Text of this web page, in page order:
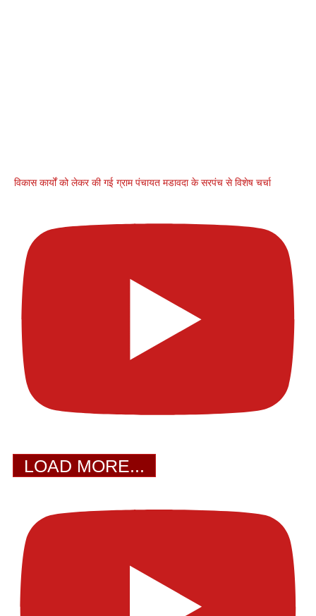
विकास कार्यों को लेकर की गई ग्राम पंचायत मडावदा के सरपंच से विशेष चर्चा
LOAD MORE...